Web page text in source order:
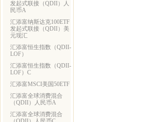
发起式联接（QDII）人
民币A
汇添富纳斯达克100ETF
发起式联接（QDII）美
元现汇
汇添富恒生指数（QDII-
LOF）
汇添富恒生指数（QDII-
LOF）C
汇添富MSCI美国50ETF
汇添富全球消费混合
（QDII）人民币A
汇添富全球消费混合